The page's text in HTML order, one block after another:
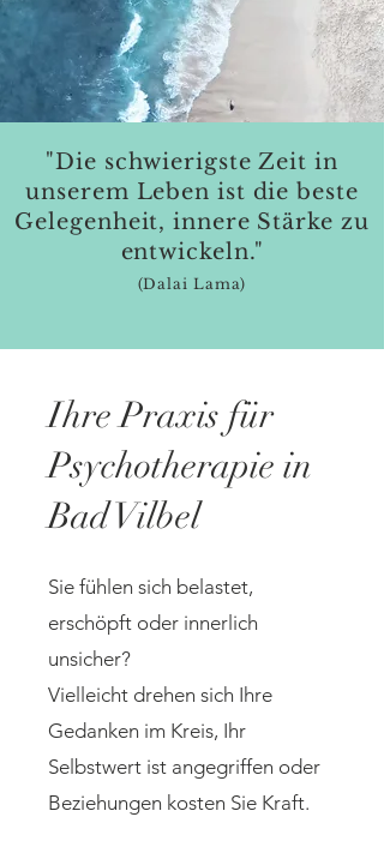
"Die schwierigste Zeit in
unserem Leben ist die beste
Gelegenheit, innere Stärke zu
entwickeln."
(Dalai Lama)
Ihre Praxis für
Psychotherapie in
Bad Vilbel
Sie fühlen sich belastet,
erschöpft oder innerlich
unsicher?
Vielleicht drehen sich Ihre
Gedanken im Kreis, Ihr
Selbstwert ist angegriffen oder
Beziehungen kosten Sie Kraft.